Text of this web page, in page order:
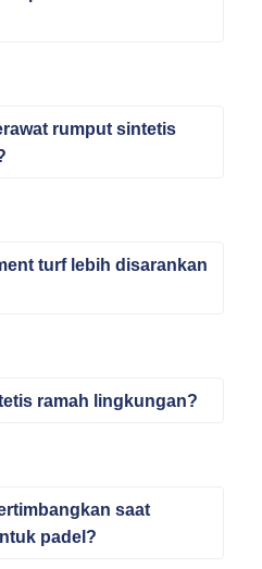
rumput sintetis
turf lebih disarankan
ramah lingkungan?
saat
padel?